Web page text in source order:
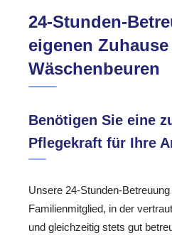
24-Stunden-
eigenen
Wäschenbeuren
Benötigen Sie eine
Pflegekraft für Ihre
Unsere 24-Stunden-
Familienmitglied, in der
und gleichzeitig stets gut